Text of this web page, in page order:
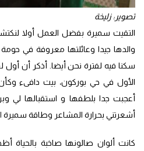
تصوير: زليخة
التقيت سميرة بفضل العمل أولا
والدها جيدا وعائلتها معروفة في
سكنا فيه لفترة نحن أيضا. أذكر أن أول
الأول في حي بوركون، بيت دافىء
أعجبت جدا بلطفها و استقبالها لي
أشعرتني بحرارة المشاعر وطاقة سميرة
كانت ألوان صالونها صاخبة بالحياة